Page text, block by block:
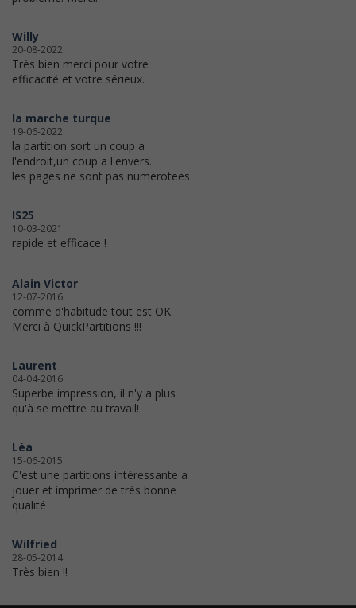
Willy
20-08-2022
Très bien merci pour votre
efficacité et votre sérieux.
la marche turque
19-06-2022
la partition sort un coup a
l'endroit,un coup a l'envers.
les pages ne sont pas numerotees
IS25
10-03-2021
rapide et efficace !
Alain Victor
12-07-2016
comme d'habitude tout est OK.
Merci à QuickPartitions !!!
Laurent
04-04-2016
Superbe impression, il n'y a plus
qu'à se mettre au travail!
Léa
15-06-2015
C'est une partitions intéressante a
jouer et imprimer de très bonne
qualité
Wilfried
28-05-2014
Très bien !!